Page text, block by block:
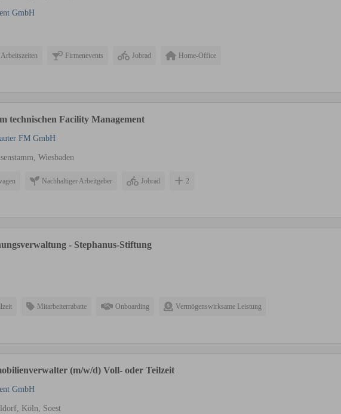
GmbH
Arbeitszeiten Firmenevents Jobrad Home-Office
technischen Facility Management
FM GmbH
Wiesbaden
Nachhaltiger Arbeitgeber Jobrad 2
- Stephanus-Stiftung
Mitarbeiterrabatte Onboarding Vermögenswirksame Leistung
(m/w/d) Voll- oder Teilzeit
GmbH
Köln, Soest